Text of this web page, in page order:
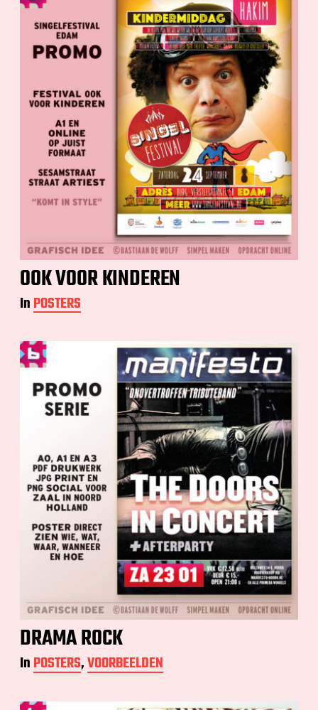
OOK VOOR KINDEREN
InPOSTERS
DRAMA ROCK
InPOSTERS,VOORBEELDEN